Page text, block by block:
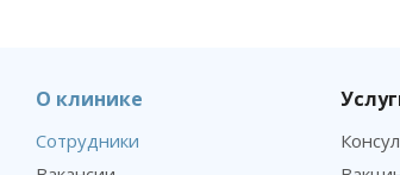
О клинике
Сотрудники